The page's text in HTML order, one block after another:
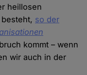
heillosen
so der
kommt – wenn
wir auch in der